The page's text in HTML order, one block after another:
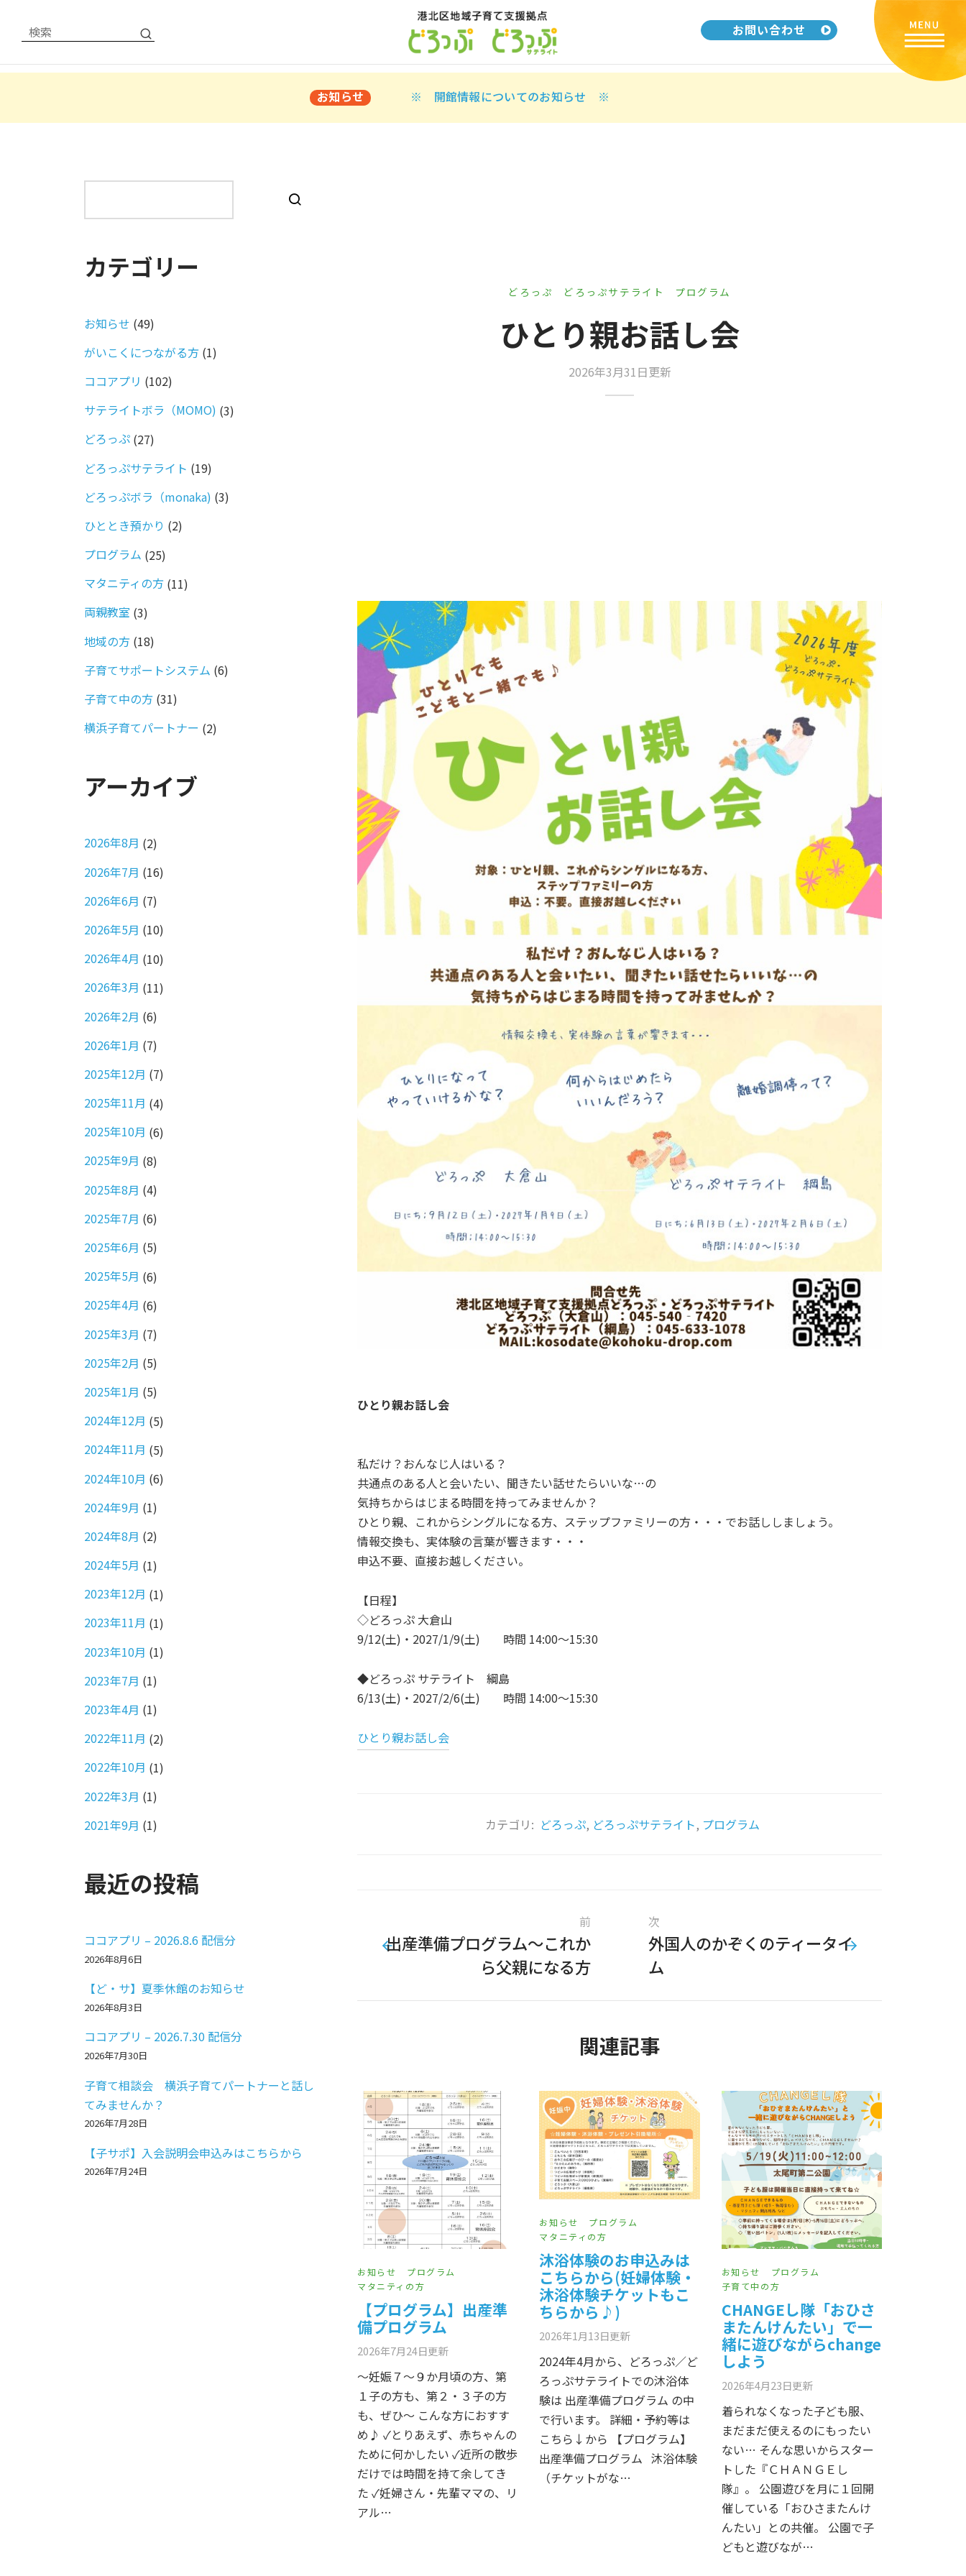
お問い合わせ
お知らせ ※ 開館情報についてのお知らせ ※
どろっぷ どろっぷサテライト プログラム
ひとり親お話し会
2026年3月31日更新
ひとり親お話し会
私だけ？おんなじ人はいる？
共通点のある人と会いたい、聞きたい話せたらいいな…の
気持ちからはじまる時間を持ってみませんか？
ひとり親、これからシングルになる方、ステップファミリーの方・・・でお話ししましょう。
情報交換も、実体験の言葉が響きます・・・
申込不要、直接お越しください。
【日程】
◇どろっぷ 大倉山
9/12(土)・2027/1/9(土) 時間 14:00～15:30
◆どろっぷ サテライト 綱島
6/13(土)・2027/2/6(土) 時間 14:00～15:30
ひとり親お話し会
カテゴリ: どろっぷ, どろっぷサテライト, プログラム
前
出産準備プログラム～これか
ら父親になる方
次
外国人のかぞくのティータイ
ム
関連記事
お知らせ
プログラム
マタニティの方
【プログラム】出産準
備プログラム
2026年7月24日更新
～妊娠７～９か月頃の方、第
１子の方も、第２・３子の方
も、ぜひ～ こんな方におすす
め♪ ✓とりあえず、赤ちゃんの
ために何かしたい ✓近所の散歩
だけでは時間を持て余してき
た ✓妊婦さん・先輩ママの、リ
アル…
お知らせ
プログラム
マタニティの方
沐浴体験のお申込みは
こちらから(妊婦体験・
沐浴体験チケットもこ
ちらから♪)
2026年1月13日更新
2024年4月から、どろっぷ／ど
ろっぷサテライトでの沐浴体
験は 出産準備プログラム の中
で行います。 詳細・予約等は
こちら↓から 【プログラム】
出産準備プログラム 沐浴体験
（チケットがな…
お知らせ
プログラム
子育て中の方
CHANGEし隊「おひさ
またんけんたい」で一
緒に遊びながらchange
しよう
2026年4月23日更新
着られなくなった子ども服、
まだまだ使えるのにもったい
ない… そんな思いからスター
トした『ＣＨＡＮＧＥし
隊』。 公園遊びを月に１回開
催している「おひさまたんけ
んたい」との共催。 公園で子
どもと遊びなが…
カテゴリー
お知らせ (49)
がいこくにつながる方 (1)
ココアプリ (102)
サテライトボラ（MOMO) (3)
どろっぷ (27)
どろっぷサテライト (19)
どろっぷボラ（monaka) (3)
ひととき預かり (2)
プログラム (25)
マタニティの方 (11)
両親教室 (3)
地域の方 (18)
子育てサポートシステム (6)
子育て中の方 (31)
横浜子育てパートナー (2)
アーカイブ
2026年8月 (2)
2026年7月 (16)
2026年6月 (7)
2026年5月 (10)
2026年4月 (10)
2026年3月 (11)
2026年2月 (6)
2026年1月 (7)
2025年12月 (7)
2025年11月 (4)
2025年10月 (6)
2025年9月 (8)
2025年8月 (4)
2025年7月 (6)
2025年6月 (5)
2025年5月 (6)
2025年4月 (6)
2025年3月 (7)
2025年2月 (5)
2025年1月 (5)
2024年12月 (5)
2024年11月 (5)
2024年10月 (6)
2024年9月 (1)
2024年8月 (2)
2024年5月 (1)
2023年12月 (1)
2023年11月 (1)
2023年10月 (1)
2023年7月 (1)
2023年4月 (1)
2022年11月 (2)
2022年10月 (1)
2022年3月 (1)
2021年9月 (1)
最近の投稿
ココアプリ – 2026.8.6 配信分
2026年8月6日
【ど・サ】夏季休館のお知らせ
2026年8月3日
ココアプリ – 2026.7.30 配信分
2026年7月30日
子育て相談会 横浜子育てパートナーと話し
てみませんか？
2026年7月28日
【子サポ】入会説明会申込みはこちらから
2026年7月24日